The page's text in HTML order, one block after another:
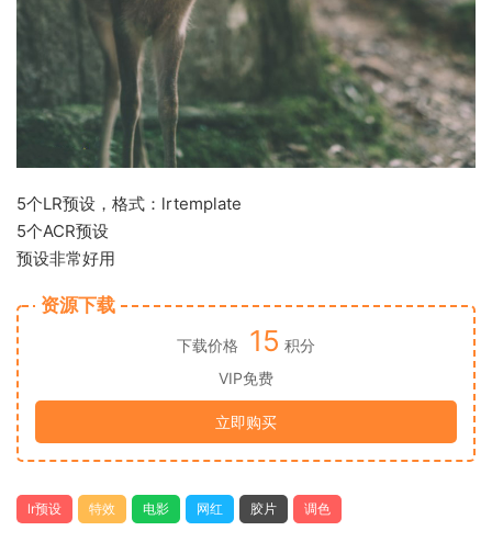
5个LR预设，格式：lrtemplate
5个ACR预设
预设非常好用
资源下载
下载价格 15 积分
VIP免费
立即购买
lr预设 特效 电影 网红 胶片 调色